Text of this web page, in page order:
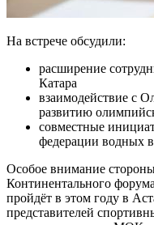
На встрече обсудили:
расширение
Катара
взаимодействие с
развитию
совместные
федерации водных
Особое внимание
Континентального
пройдёт в этом году в
представителей